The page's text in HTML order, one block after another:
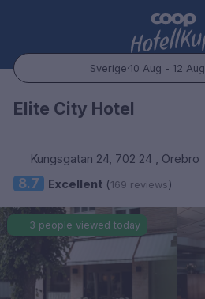
Sverige·10 Aug - 12 Aug
Popular Destinations:
Oslo
Bergen
Trondheim
Hele Sverige
Elite City Hotel
Kungsgatan 24, 702 24 , Örebro
8.7 Excellent(169 reviews)
3 people viewed today